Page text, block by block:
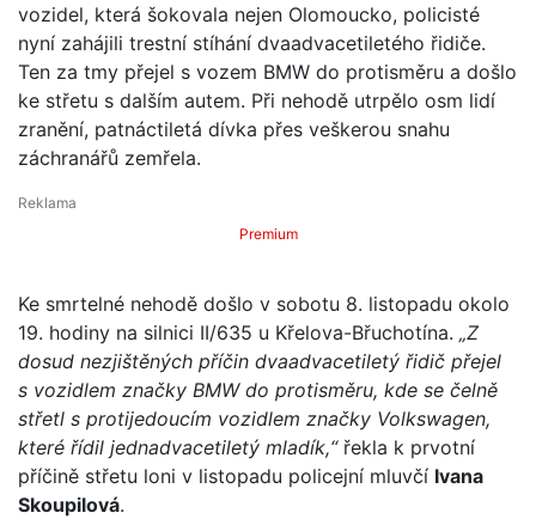
vozidel, která šokovala nejen Olomoucko, policisté
nyní zahájili trestní stíhání dvaadvacetiletého řidiče.
Ten za tmy přejel s vozem BMW do protisměru a došlo
ke střetu s dalším autem. Při nehodě utrpělo osm lidí
zranění, patnáctiletá dívka přes veškerou snahu
záchranářů zemřela.
Premium
Ke smrtelné nehodě došlo v sobotu 8. listopadu okolo
19. hodiny na silnici II/635 u Křelova-Břuchotína. „Z
dosud nezjištěných příčin dvaadvacetiletý řidič přejel
s vozidlem značky BMW do protisměru, kde se čelně
střetl s protijedoucím vozidlem značky Volkswagen,
které řídil jednadvacetiletý mladík,“řekla k prvotní
příčině střetu loni v listopadu policejní mluvčí Ivana
Skoupilová.